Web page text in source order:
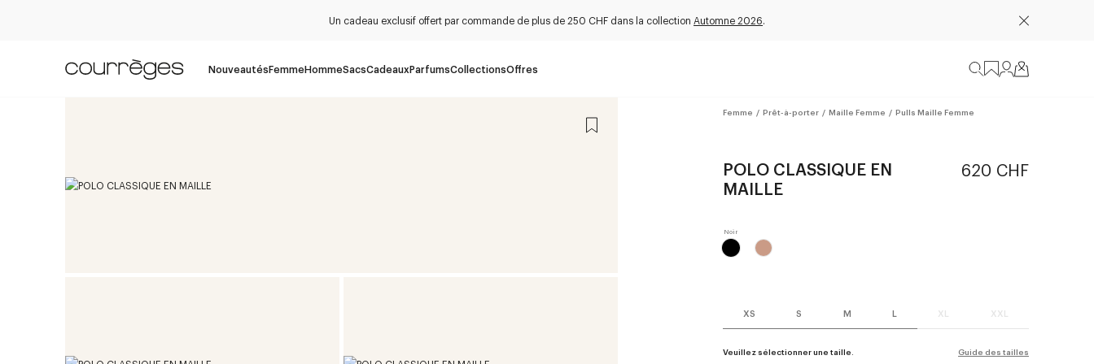
Un cadeau exclusif offert par commande de plus de 250 CHF dans la collection Automne 2026.
NouveautésFemmeHommeSacsCadeauxParfumsCollectionsOffres
Femme / Prêt-à-porter / Maille Femme / Pulls Maille Femme
POLO CLASSIQUE EN
MAILLE
620 CHF
XS S M L XL XXL
Veuillez sélectionner une taille. Guide des tailles